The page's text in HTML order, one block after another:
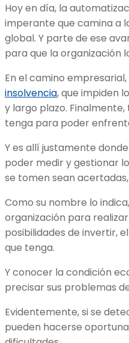
Hoy en día, la
imperante que camina a
global. Y parte de ese
para que la organización
En el camino
insolvencia, que impiden
y largo plazo.
tenga para poder
Y es allí justamente
poder medir y gestionar
se tomen sean
Como su nombre lo
organización para
posibilidades de invertir,
que tenga.
Y conocer la condición
precisar sus problemas
Evidentemente, si se
pueden hacerse